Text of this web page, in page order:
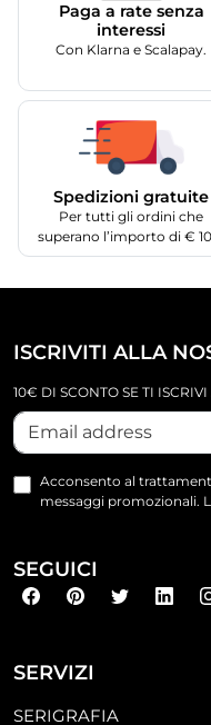
Paga a rate senza
interessi
Con Klarna e Scalapay.
Spedizioni gratuite
Per tutti gli ordini che
superano l’importo di €
SERVIZI
SERIGRAFIA
ISCRIVITI ALLA
10€ DI SCONTO SE TI
Acconsento al
messaggi promozionali.
SEGUICI